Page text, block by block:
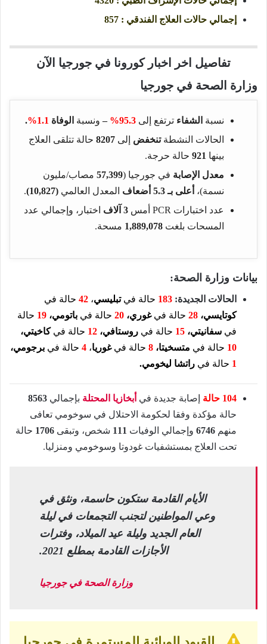
إجمالي حالات العلاج الفندقي : 857
تفاصيل اخر اخبار كورونا في جورجيا الآن
وزارة الصحة في جورجيا
نسبة الشفاء ترتفع إلى 95.3%
– ونسبة الوفاة 1.1%
.
الحالات النشطةتنخفض إلى 8207 حالة تتلقى العلاج
بينها 921 حالة حرجة.
معدل الإصابة في جورجيا (57,399 مصاب/مليون
نسمة)، أعلى بـ 5.3 أضعاف المعدل العالمي (10,827)
.
عدد اختبارات PCR أمس
3 آلاف
اختبار، وإجمالي عدد
المسحات بلغت 1,889,078 مسحة.
بيانات وزارة الصحة:
الحالات الجديدة: 183 حالة فيتبليسي، 42 حالة في
كوتايسي، 28 حالة فيغوري، 20 حالة في باتومي، 19 حالة
في سفانيتي، 15 حالة في روستافي، 12 حالة فيكاخيتي،
10 حالة في متسخيتا، 8 حالة فيغوريا، 4 حالة في برجومي،
1 حالة في راتشا ليخومي.
104 حالة إصابة جديدة في أبخازيا المحتلة بإجمالي 8563
حالة مؤكدة وفقا لحكومة الاحتلال في سوخومي تعافى
منهم 6746 وإجمالي الوفيات 111 شخص، وتبقى 1706 حالة
تحت العلاج بمستشفيات غودوتا وسوخومي ومنزليا.
الأيام القادمة ستكون حاسمة، ونثق في
وعي المواطنين لتجنب التجمعات في ليلة
العام الجديد وليلة عيد الميلاد، وفترات
الأجازات القادمة بمطلع 2021.
وزارة الصحة في جورجيا